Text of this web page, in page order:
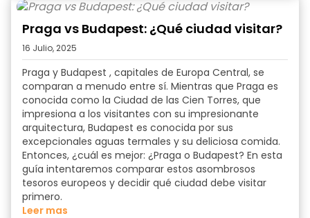
Praga vs Budapest: ¿Qué ciudad visitar?
16 Julio, 2025
Praga y Budapest , capitales de Europa Central, se
comparan a menudo entre sí. Mientras que Praga es
conocida como la Ciudad de las Cien Torres, que
impresiona a los visitantes con su impresionante
arquitectura, Budapest es conocida por sus
excepcionales aguas termales y su deliciosa comida.
Entonces, ¿cuál es mejor: ¿Praga o Budapest? En esta
guía intentaremos comparar estos asombrosos
tesoros europeos y decidir qué ciudad debe visitar
primero.
Leer mas